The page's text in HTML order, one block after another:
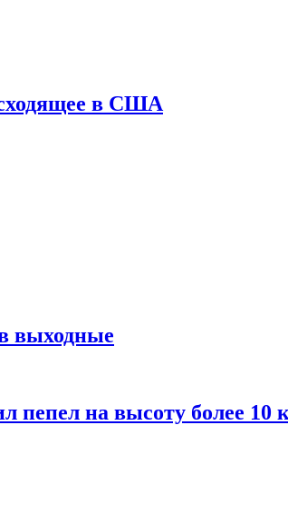
в США
выходные
пепел на высоту более 10